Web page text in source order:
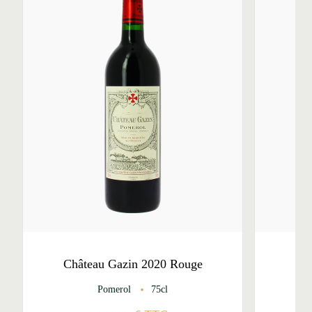
Château Gazin 2020 Rouge
Pomerol 75cl